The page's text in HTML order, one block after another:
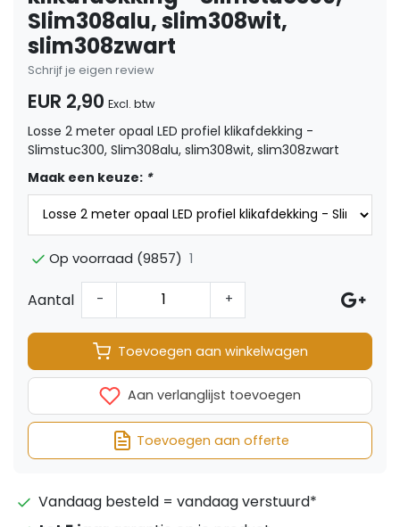
Slim308alu, slim308wit,
slim308zwart
Schrijf je eigen review
EUR 2,90 Excl. btw
Losse 2 meter opaal LED profiel klikafdekking -
Slimstuc300, Slim308alu, slim308wit, slim308zwart
Maak een keuze: *
Op voorraad (9857) 1
Aantal - +
Toevoegen aan winkelwagen
Aan verlanglijst toevoegen
Toevoegen aan offerte
Vandaag besteld = vandaag verstuurd*